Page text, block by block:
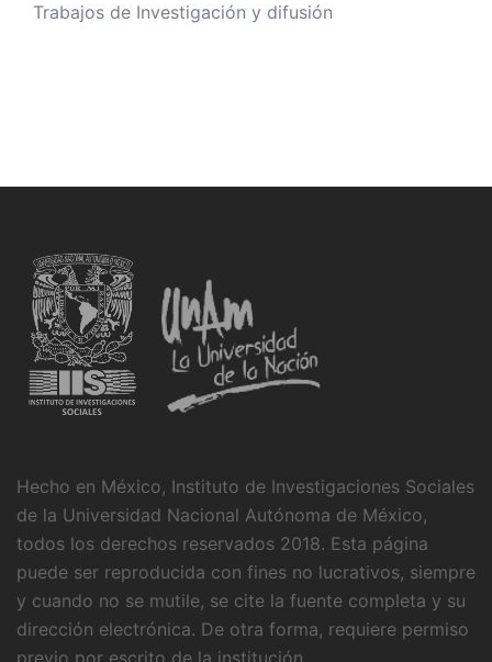
Trabajos de Investigación y difusión
Hecho en México, Instituto de Investigaciones Sociales
de la Universidad Nacional Autónoma de México,
todos los derechos reservados 2018. Esta página
puede ser reproducida con fines no lucrativos, siempre
y cuando no se mutile, se cite la fuente completa y su
dirección electrónica. De otra forma, requiere permiso
previo por escrito de la institución.